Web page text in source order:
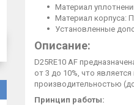
Материал
Материал корпуса:
Установленные
Описание:
D25RE10 AF
от 3 до 10%, что
производительностью
Принцип работы: